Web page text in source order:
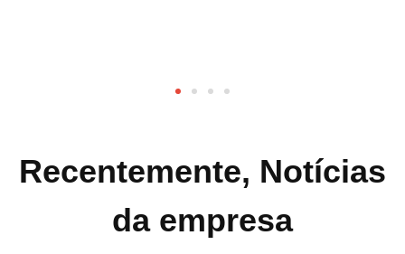
Recentemente, Notícias
da empresa